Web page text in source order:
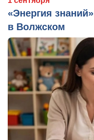
«Энергия
в Волжском